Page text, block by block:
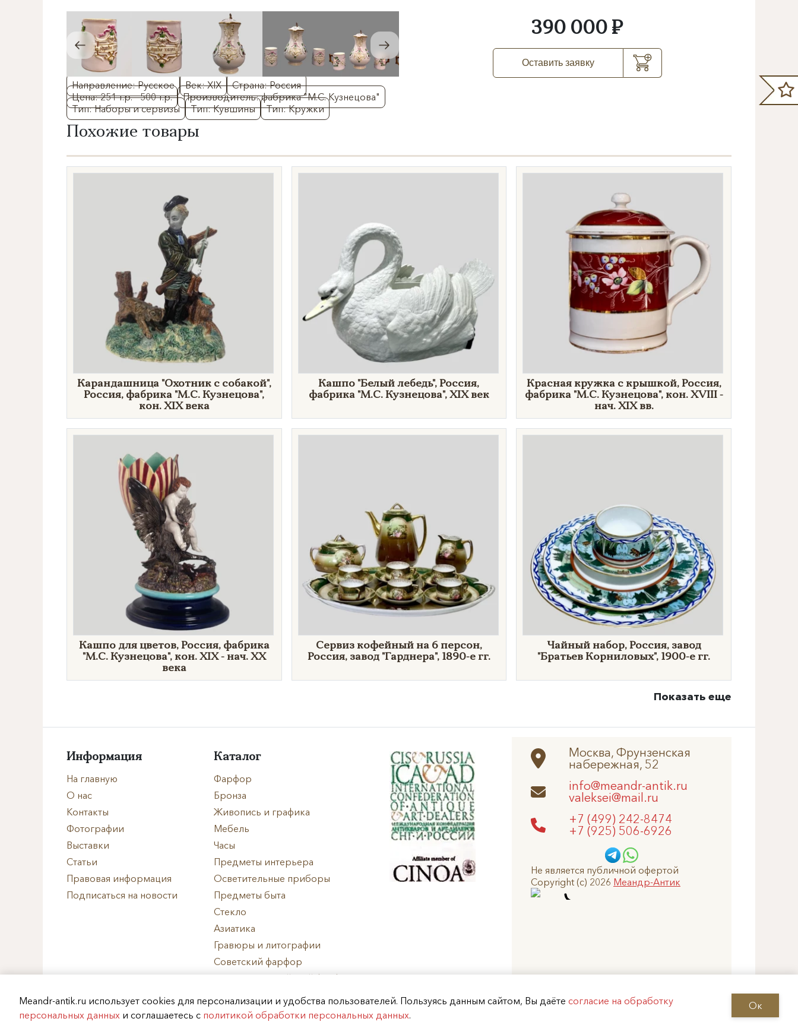
Направление: Русское Век: XIX
Страна: Россия
Цена: 251 т.р. - 500 т.р.
Производитель: фабрика "М.С. Кузнецова"
Тип: Наборы и сервизы
Тип: Кувшины Тип: Кружки
390 000 ₽
Оставить заявку
Похожие товары
Карандашница "Охотник с собакой",
Россия, фабрика "М.С. Кузнецова",
кон. XIX века
Кашпо "Белый лебедь", Россия,
фабрика "М.С. Кузнецова", XIX век
Красная кружка с крышкой, Россия,
фабрика "М.С. Кузнецова", кон. XVIII -
нач. XIX вв.
Кашпо для цветов, Россия, фабрика
"М.С. Кузнецова", кон. XIX - нач. XX
века
Сервиз кофейный на 6 персон,
Россия, завод "Гарднера", 1890-е гг.
​​Чайный набор, Россия, завод
"Братьев Корниловых", 1900-е гг.
Показать еще
Meandr-antik.ru использует cookies для персонализации и удобства пользователей. Пользуясь данным сайтом, Вы даёте согласие на обработку
персональных данных и соглашаетесь с политикой обработки персональных данных.
Ок
Информация
На главную
О нас
Контакты
Фотографии
Выставки
Статьи
Правовая информация
Подписаться на новости
Каталог
Фарфор
Бронза
Живопись и графика
Мебель
Часы
Предметы интерьера
Осветительные приборы
Предметы быта
Стекло
Азиатика
Гравюры и литографии
Советский фарфор
Западноевропейский фарфор
Архив
Москва, Фрунзенская
набережная, 52
info@meandr-antik.ru
valeksei@mail.ru
+7 (499) 242-8474
+7 (925) 506-6926
Не является публичной офертой
Copyright (c) 2026 Меандр-Антик